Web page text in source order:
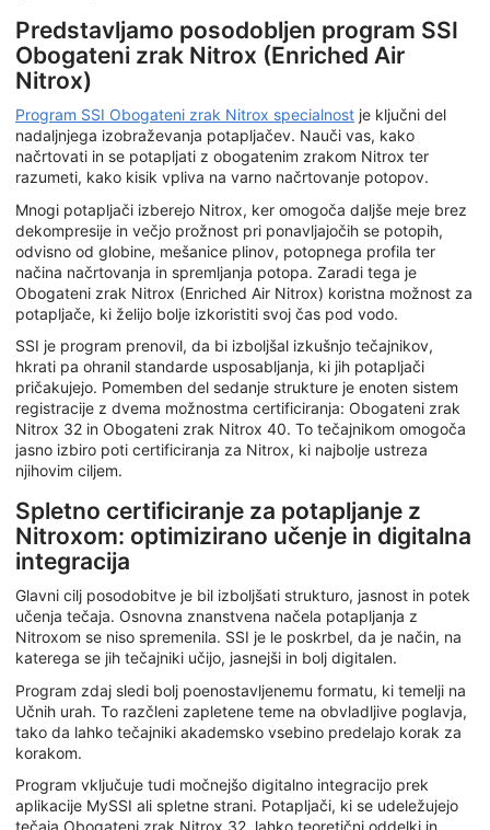
Predstavljamo posodobljen program SSI
Obogateni zrak Nitrox (Enriched Air
Nitrox)
Program SSI Obogateni zrak Nitrox specialnost je ključni del
nadaljnjega izobraževanja potapljačev. Nauči vas, kako
načrtovati in se potapljati z obogatenim zrakom Nitrox ter
razumeti, kako kisik vpliva na varno načrtovanje potopov.
Mnogi potapljači izberejo Nitrox, ker omogoča daljše meje brez
dekompresije in večjo prožnost pri ponavljajočih se potopih,
odvisno od globine, mešanice plinov, potopnega profila ter
načina načrtovanja in spremljanja potopa. Zaradi tega je
Obogateni zrak Nitrox (Enriched Air Nitrox) koristna možnost za
potapljače, ki želijo bolje izkoristiti svoj čas pod vodo.
SSI je program prenovil, da bi izboljšal izkušnjo tečajnikov,
hkrati pa ohranil standarde usposabljanja, ki jih potapljači
pričakujejo. Pomemben del sedanje strukture je enoten sistem
registracije z dvema možnostma certificiranja: Obogateni zrak
Nitrox 32 in Obogateni zrak Nitrox 40. To tečajnikom omogoča
jasno izbiro poti certificiranja za Nitrox, ki najbolje ustreza
njihovim ciljem.
Spletno certificiranje za potapljanje z
Nitroxom: optimizirano učenje in digitalna
integracija
Glavni cilj posodobitve je bil izboljšati strukturo, jasnost in potek
učenja tečaja. Osnovna znanstvena načela potapljanja z
Nitroxom se niso spremenila. SSI je le poskrbel, da je način, na
katerega se jih tečajniki učijo, jasnejši in bolj digitalen.
Program zdaj sledi bolj poenostavljenemu formatu, ki temelji na
Učnih urah. To razčleni zapletene teme na obvladljive poglavja,
tako da lahko tečajniki akademsko vsebino predelajo korak za
korakom.
Program vključuje tudi močnejšo digitalno integracijo prek
aplikacije MySSI ali spletne strani. Potapljači, ki se udeležujejo